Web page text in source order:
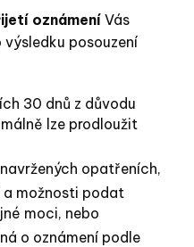
oznámení Vás
posouzení
30 dnů z důvodu
lze prodloužit
opatřeních,
a možnosti podat
moci, nebo
o oznámení podle